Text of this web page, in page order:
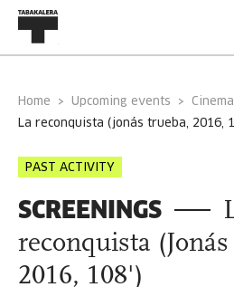
Home Upcoming events
la reconquista (jonás trueba, 2016,
PAST ACTIVITY
SCREENINGS
reconquista
2016, 108')